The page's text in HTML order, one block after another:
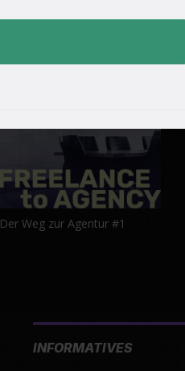
Der Weg zur Agentur #1
INFORMATIVES